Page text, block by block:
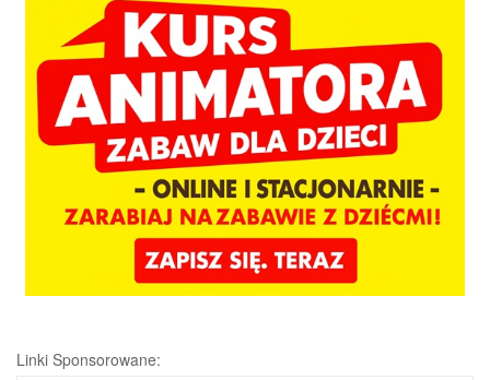
Linki Sponsorowane: